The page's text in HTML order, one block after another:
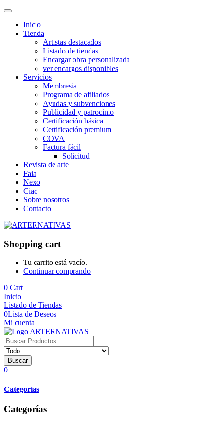
Inicio
Tienda
Artistas destacados
Listado de tiendas
Encargar obra personalizada
ver encargos disponibles
Servicios
Membresía
Programa de afiliados
Ayudas y subvenciones
Publicidad y patrocinio
Certificación básica
Certificación premium
COVA
Factura fácil
Solicitud
Revista de arte
Faia
Nexo
Ciac
Sobre nosotros
Contacto
Shopping cart
Tu carrito está vacío.
Continuar comprando
0 Cart
Inicio
Listado de Tiendas
0Lista de Deseos
Mi cuenta
Buscar
0
Categorías
Categorías